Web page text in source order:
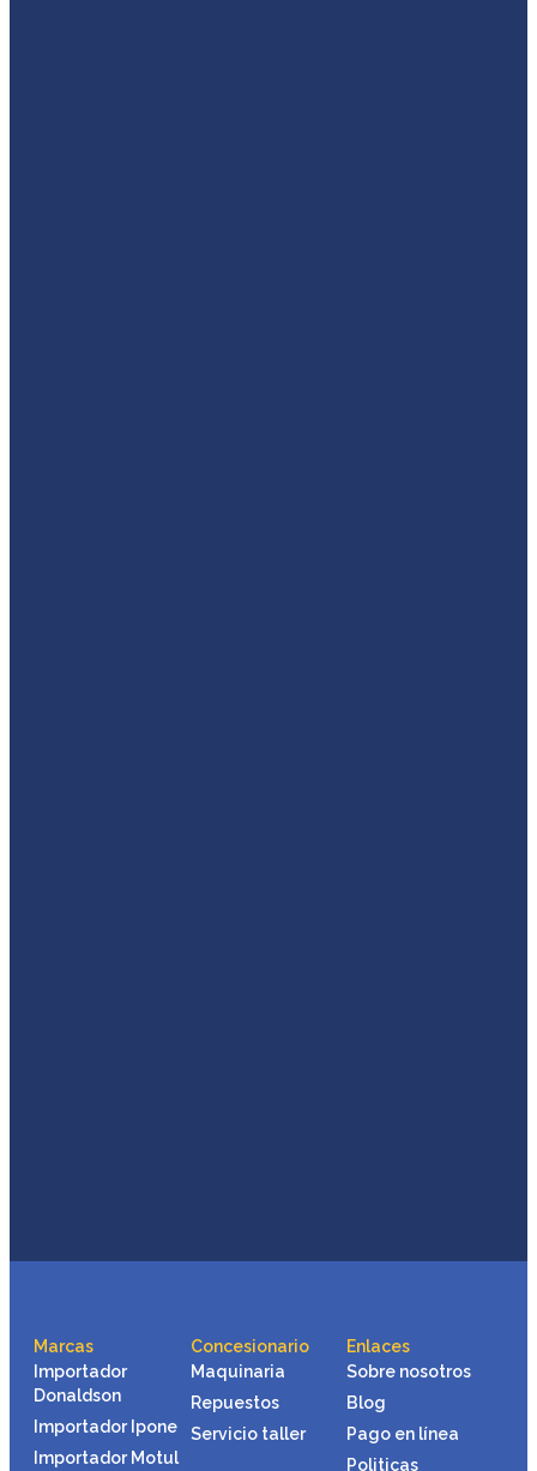
Marcas
Importador
Donaldson
Importador Ipone
Importador Motul
Concesionario
Maquinaria
Repuestos
Servicio taller
Enlaces
Sobre nosotros
Blog
Pago en línea
Politicas